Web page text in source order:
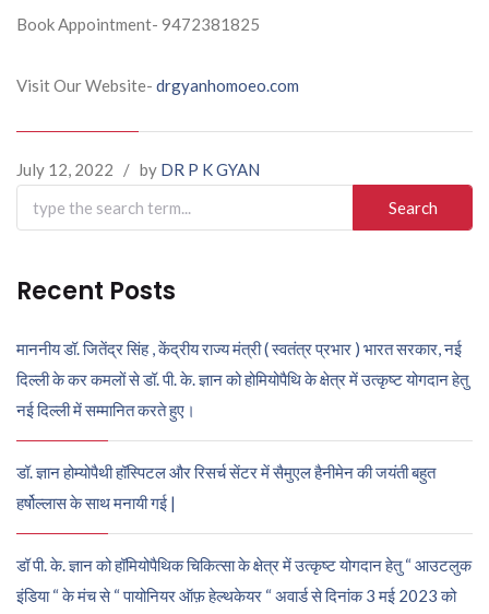
Book Appointment- 9472381825
Visit Our Website- drgyanhomoeo.com
July 12, 2022 / by DR P K GYAN
Search
for:
Recent Posts
माननीय डॉ. जितेंद्र सिंह , केंद्रीय राज्य मंत्री ( स्वतंत्र प्रभार ) भारत सरकार, नई
दिल्ली के कर कमलों से डॉ. पी. के. ज्ञान को होमियोपैथि के क्षेत्र में उत्कृष्ट योगदान हेतु
नई दिल्ली में सम्मानित करते हुए।
डॉ. ज्ञान होम्योपैथी हॉस्पिटल और रिसर्च सेंटर में सैमुएल हैनीमेन की जयंती बहुत
हर्षोल्लास के साथ मनायी गई |
डॉ पी. के. ज्ञान को हॉमियोपैथिक चिकित्सा के क्षेत्र में उत्कृष्ट योगदान हेतु “ आउटलुक
इंडिया “ के मंच से “ पायोनियर ऑफ़ हेल्थकेयर “ अवार्ड से दिनांक 3 मई 2023 को